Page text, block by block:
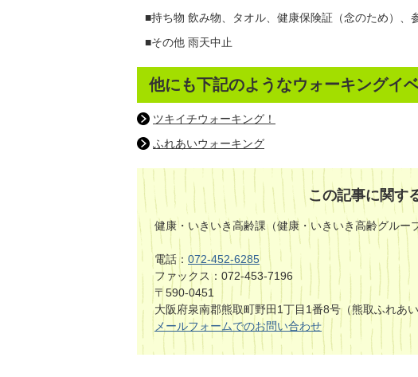
■持ち物 飲み物、タオル、健康保険証（念のため）、
■その他 雨天中止
他にも下記のようなウォーキングイ
ツキイチウォーキング！
ふれあいウォーキング
この記事に関す
健康・いきいき高齢課（健康・いきいき高齢グルー
電話： 072-452-6285
ファックス：072-453-7196
〒590-0451
大阪府泉南郡熊取町野田1丁目1番8号（熊取ふれあ
メールフォームでのお問い合わせ